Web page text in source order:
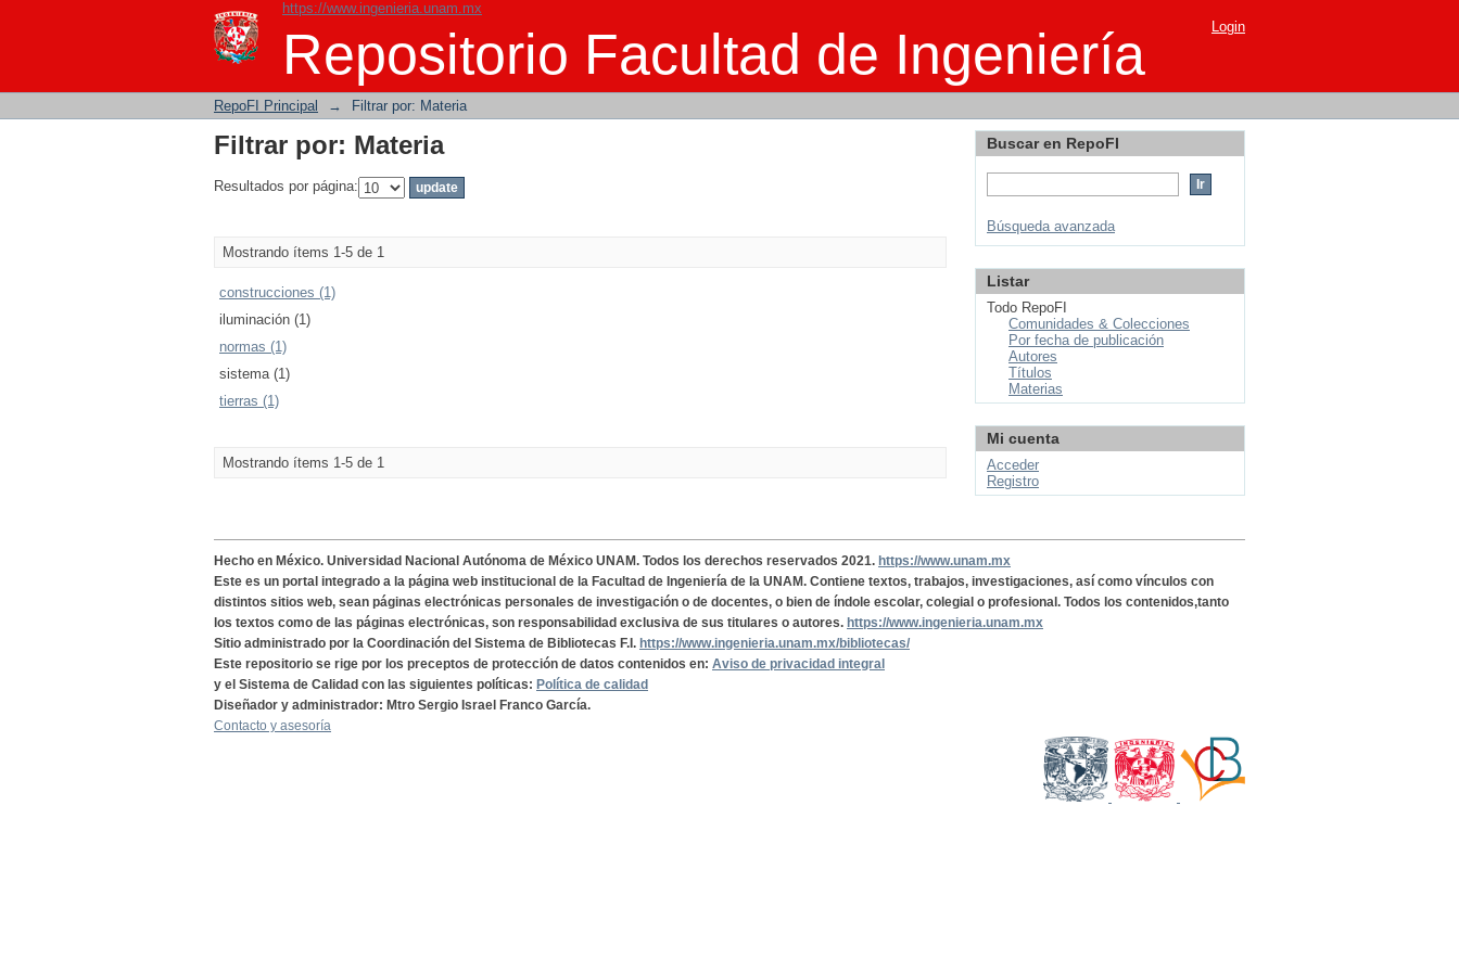
https://www.ingenieria.unam.mx
Repositorio Facultad de Ingeniería
Filtrar por: Materia Login
RepoFI Principal → Filtrar por: Materia
Filtrar por: Materia
Resultados por página:
Mostrando ítems 1-5 de 1
construcciones (1)
iluminación (1)
normas (1)
sistema (1)
tierras (1)
Mostrando ítems 1-5 de 1
Buscar en RepoFI
Búsqueda avanzada
Listar
Todo RepoFI
Comunidades & Colecciones
Por fecha de publicación
Autores
Títulos
Materias
Mi cuenta
Acceder
Registro
Hecho en México. Universidad Nacional Autónoma de México UNAM. Todos los derechos reservados 2021. https://www.unam.mx
Este es un portal integrado a la página web institucional de la Facultad de Ingeniería de la UNAM. Contiene textos, trabajos, investigaciones, así como vínculos con
distintos sitios web, sean páginas electrónicas personales de investigación o de docentes, o bien de índole escolar, colegial o profesional. Todos los contenidos,tanto
los textos como de las páginas electrónicas, son responsabilidad exclusiva de sus titulares o autores. https://www.ingenieria.unam.mx
Sitio administrado por la Coordinación del Sistema de Bibliotecas F.I. https://www.ingenieria.unam.mx/bibliotecas/
Este repositorio se rige por los preceptos de protección de datos contenidos en: Aviso de privacidad integral
y el Sistema de Calidad con las siguientes políticas: Política de calidad
Diseñador y administrador: Mtro Sergio Israel Franco García.
Contacto y asesoría